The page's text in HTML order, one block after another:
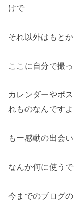
けで
それ以外はもと
ここに自分で撮
カレンダーやポ
れものなんですよ
もー感動の出会
なんか何に使う
今までのブログ